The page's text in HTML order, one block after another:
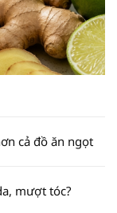
cả đồ ăn ngọt
mượt tóc?